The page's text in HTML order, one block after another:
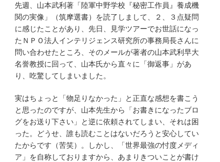
先週、山本武利著「陸軍中野学校『秘密工作員』養成機
関の実像」（筑摩選書）を読了しまして、２、３点疑問
に感じたことがあり、先日、見学ツアーでお世話になっ
たＮＰＯ法人インテリジェンス研究所の事務局長さんに
問い合わせたところ、そのメールが著者の山本武利早大
名誉教授に回って、山本氏から直々に「御返事」があ
り、吃驚してしまいました。
実はちょっと「物足りなかった」と正直な感想を書こう
と思ったのですが、山本先生から「お書きになったブロ
グをお送り下さい」と逆に依頼されてしまい、それは困
った。どうせ、誰も読むことはないだろうと安心してい
たからです（苦笑）。しかし、「世界最強の忖度メディ
ア」を自称しておりますから、あまりきついことが書け